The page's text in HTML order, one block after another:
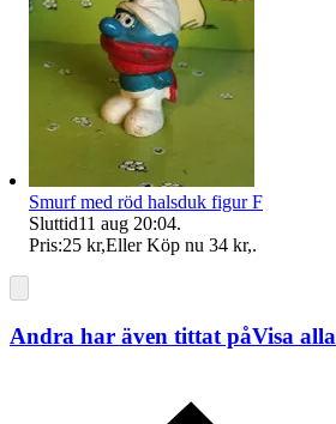
Smurf med röd halsduk figur F
Sluttid11 aug 20:04.
Pris:25 kr,Eller Köp nu 34 kr,.
Andra har även tittat påVisa alla